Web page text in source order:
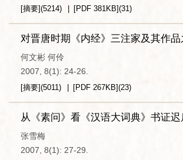
[摘要](5214) [PDF 381KB](31)
对晋唐时期《内经》三注家及其作
何文彬 何伶
2007, 8(1): 24-26.
[摘要](5011) [PDF 267KB](23)
从《素问》看《汉语大词典》书证迟
张雪梅
2007, 8(1): 27-29.